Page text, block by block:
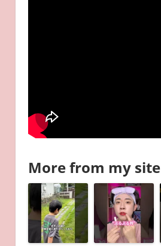
More from my site